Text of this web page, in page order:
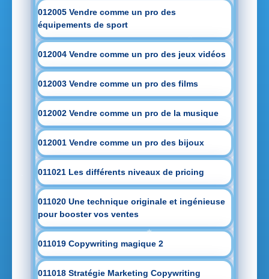
012005 Vendre comme un pro des
équipements de sport
012004 Vendre comme un pro des jeux vidéos
012003 Vendre comme un pro des films
012002 Vendre comme un pro de la musique
012001 Vendre comme un pro des bijoux
011021 Les différents niveaux de pricing
011020 Une technique originale et ingénieuse
pour booster vos ventes
011019 Copywriting magique 2
011018 Stratégie Marketing Copywriting